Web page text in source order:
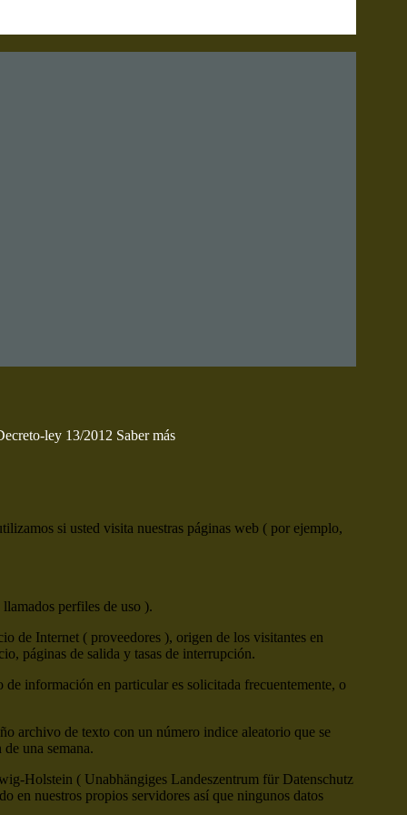
ley 13/2012 Saber más
si usted visita nuestras páginas web ( por ejemplo,
perfiles de uso ).
de Internet ( proveedores ), origen de los visitantes en
páginas de salida y tasas de interrupción.
información en particular es solicitada frecuentemente, o
archivo de texto con un número indice aleatorio que se
una semana.
Holstein ( Unabhängiges Landeszentrum für Datenschutz
en nuestros propios servidores así que ningunos datos